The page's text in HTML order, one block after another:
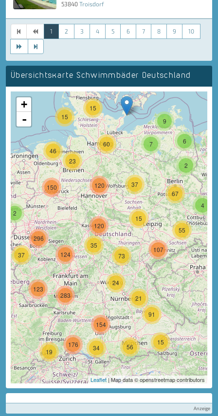
53840 Troisdorf
1 2 3 4 5 6 7 8 9 10
Übersichtskarte Schwimmbäder Deutschland
4
23
46
6
7
9
35
120
2
120
37
67
21
15
73
55
107
15
15
60
37
19
176 15
34
91
56
2
150
296
24
124
123
154
283
+
-
Leaflet | Map data © openstreetmap contributors
Anzeige